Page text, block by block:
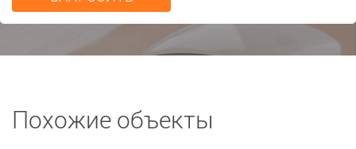
Похожие объекты